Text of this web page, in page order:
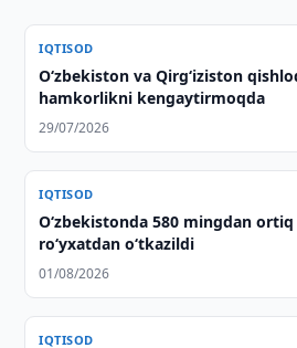
IQTISOD
Oʻzbekiston va Qirgʻiziston
hamkorlikni kengaytirmoqda
29/07/2026
IQTISOD
O‘zbekistonda 580 mingdan
ro‘yxatdan o‘tkazildi
01/08/2026
IQTISOD